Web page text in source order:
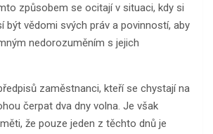
způsobem se ocitají v situaci, kdy si
být vědomi svých práv a povinností, aby
nedorozuměním s jejich
zaměstnanci, kteří se chystají na
čerpat dva dny volna. Je však
že pouze jeden z těchto dnů je